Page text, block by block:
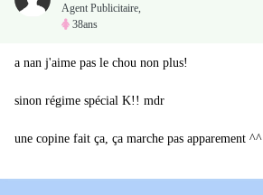
Agent Publicitaire,
38ans
a nan j'aime pas le chou non plus!
sinon régime spécial K!! mdr
une copine fait ça, ça marche pas apparement ^^